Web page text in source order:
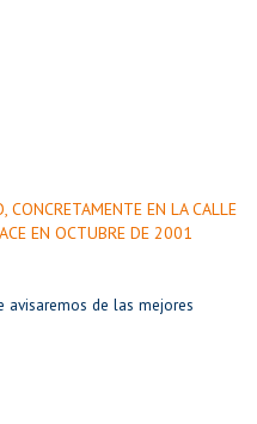
CONCRETAMENTE EN LA CALLE
EN OCTUBRE DE 2001
avisaremos de las mejores